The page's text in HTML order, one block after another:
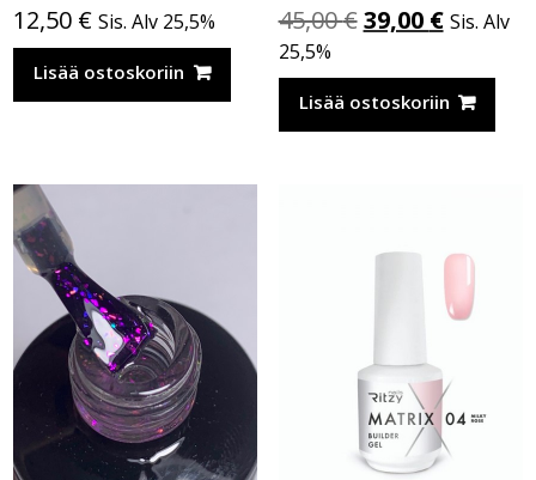
12,50 € Sis. Alv 25,5%
Lisää ostoskoriin
45,00€ Alkuperäinen
oli:
45,00 €.
39,00 €
on:
39,00 €.
Sis. Alv
25,5%
Lisää ostoskoriin